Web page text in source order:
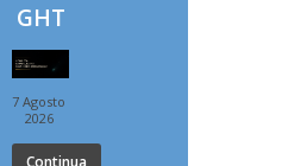
GHT
7 Agosto
2026
Continua